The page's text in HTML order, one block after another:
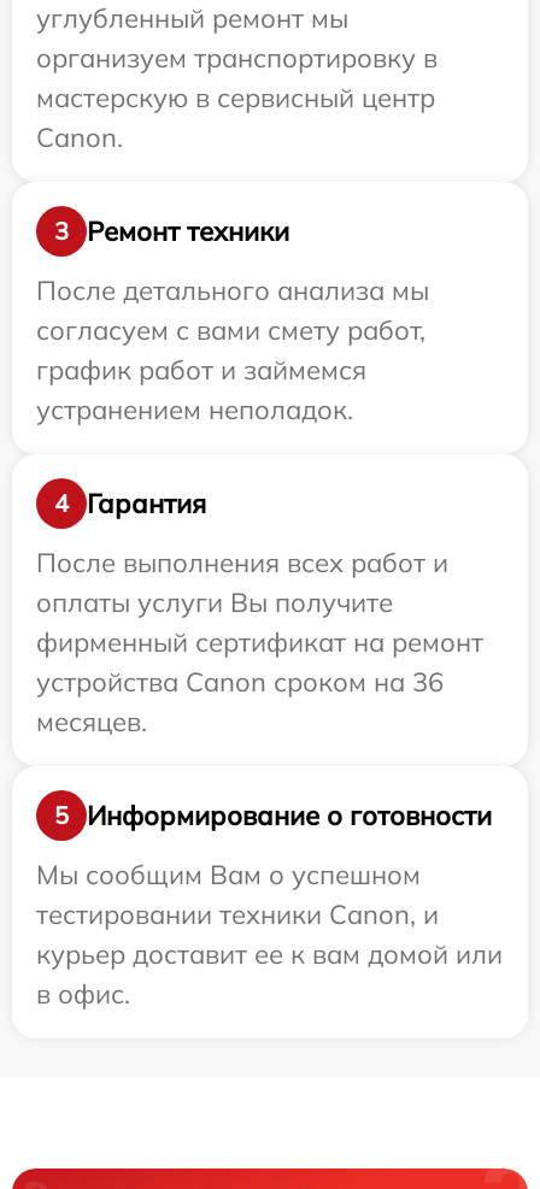
углубленный ремонт мы
организуем транспортировку в
мастерскую в сервисный центр
Canon.
3
Ремонт техники
После детального анализа мы
согласуем с вами смету работ,
график работ и займемся
устранением неполадок.
4
Гарантия
После выполнения всех работ и
оплаты услуги Вы получите
фирменный сертификат на ремонт
устройства Canon сроком на 36
месяцев.
5
Информирование о готовности
Мы сообщим Вам о успешном
тестировании техники Canon, и
курьер доставит ее к вам домой или
в офис.